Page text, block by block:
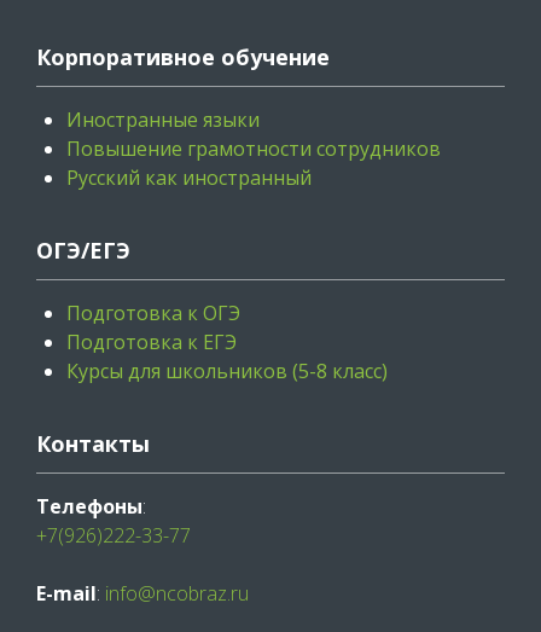
Корпоративное обучение
Иностранные языки
Повышение грамотности сотрудников
Русский как иностранный
ОГЭ/ЕГЭ
Подготовка к ОГЭ
Подготовка к ЕГЭ
Курсы для школьников (5-8 класс)
Контакты
Телефоны:
+7(926)222-33-77
E-mail: info@ncobraz.ru